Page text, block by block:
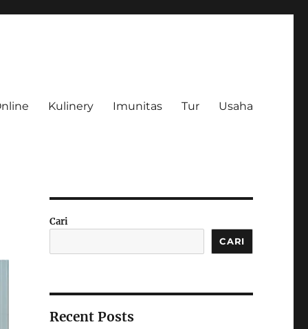
Kulinery Imunitas Tur Usaha
Cari
CARI
Recent Posts